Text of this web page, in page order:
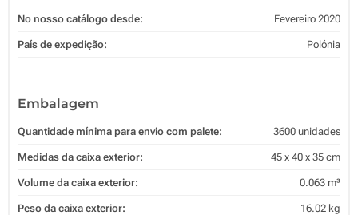
No nosso catálogo desde: Fevereiro 2020
País de expedição: Polónia
Embalagem
Quantidade mínima para envio com palete: 3600 unidades
Medidas da caixa exterior: 45 x 40 x 35 cm
Volume da caixa exterior: 0.063 m³
Peso da caixa exterior: 16.02 kg